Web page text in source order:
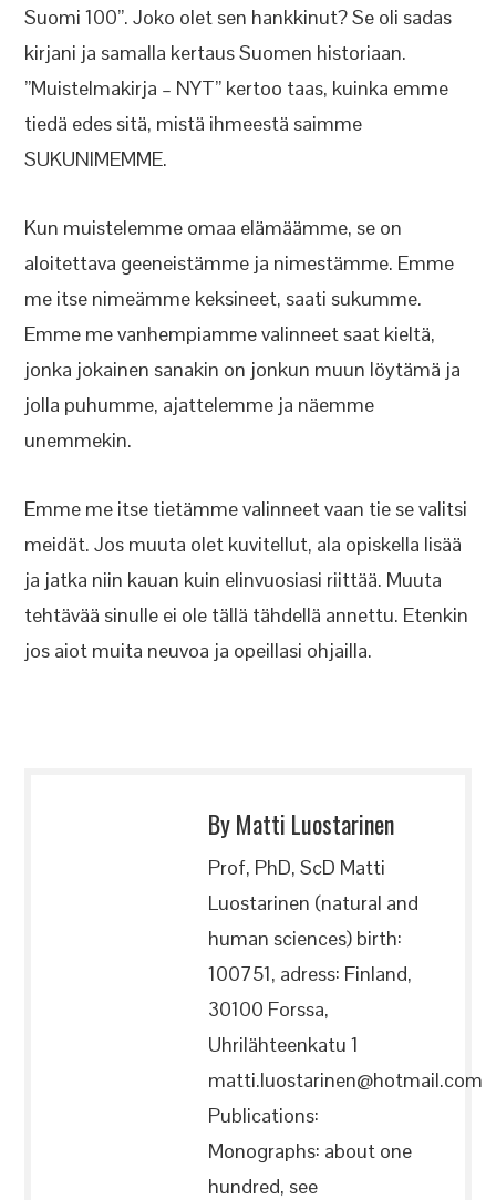
Suomi 100”. Joko olet sen hankkinut? Se oli sadas
kirjani ja samalla kertaus Suomen historiaan.
”Muistelmakirja – NYT” kertoo taas, kuinka emme
tiedä edes sitä, mistä ihmeestä saimme
SUKUNIMEMME.
Kun muistelemme omaa elämäämme, se on
aloitettava geeneistämme ja nimestämme. Emme
me itse nimeämme keksineet, saati sukumme.
Emme me vanhempiamme valinneet saat kieltä,
jonka jokainen sanakin on jonkun muun löytämä ja
jolla puhumme, ajattelemme ja näemme
unemmekin.
Emme me itse tietämme valinneet vaan tie se valitsi
meidät. Jos muuta olet kuvitellut, ala opiskella lisää
ja jatka niin kauan kuin elinvuosiasi riittää. Muuta
tehtävää sinulle ei ole tällä tähdellä annettu. Etenkin
jos aiot muita neuvoa ja opeillasi ohjailla.
By Matti Luostarinen
Prof, PhD, ScD Matti
Luostarinen (natural and
human sciences) birth:
100751, adress: Finland,
30100 Forssa,
Uhrilähteenkatu 1
matti.luostarinen@hotmail.com
Publications:
Monographs: about one
hundred, see